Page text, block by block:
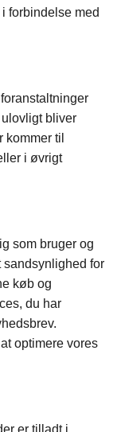
forbindelse med
bliver
kommer til
i øvrigt
som bruger og
sandsynlighed for
køb og
du har
optimere vores
er tilladt i